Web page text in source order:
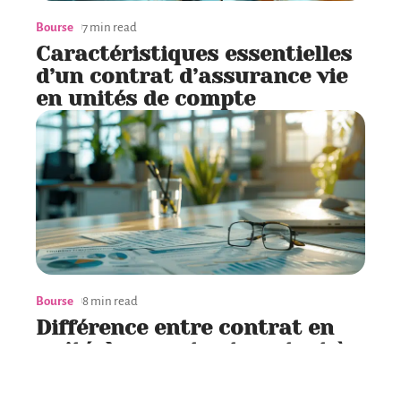
Bourse 7 min read
Caractéristiques essentielles
d’un contrat d’assurance vie
en unités de compte
Bourse 8 min read
Différence entre contrat en
unité de compte et contrat à